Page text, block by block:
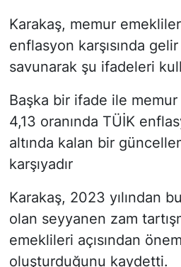
Karakaş, memur
enflasyon karşısında gelir
savunarak şu ifadeleri
Başka bir ifade ile
4,13 oranında TÜİK
altında kalan bir
karşıyadır
Karakaş, 2023 yılından
olan seyyanen zam
emeklileri açısından
oluşturduğunu kaydetti.